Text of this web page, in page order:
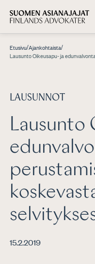
Etusivu/Ajankohtaista/
Lausunto Oikeusapu- ja
LAUSUNNOT
Lausunto
15.2.2019